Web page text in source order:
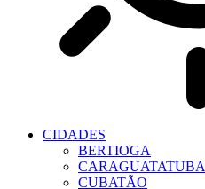
CIDADES
BERTIOGA
CARAGUATATUBA
CUBATÃO